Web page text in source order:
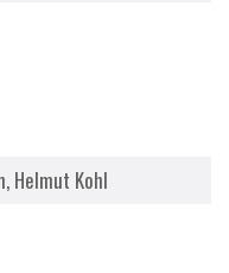
Helmut Kohl